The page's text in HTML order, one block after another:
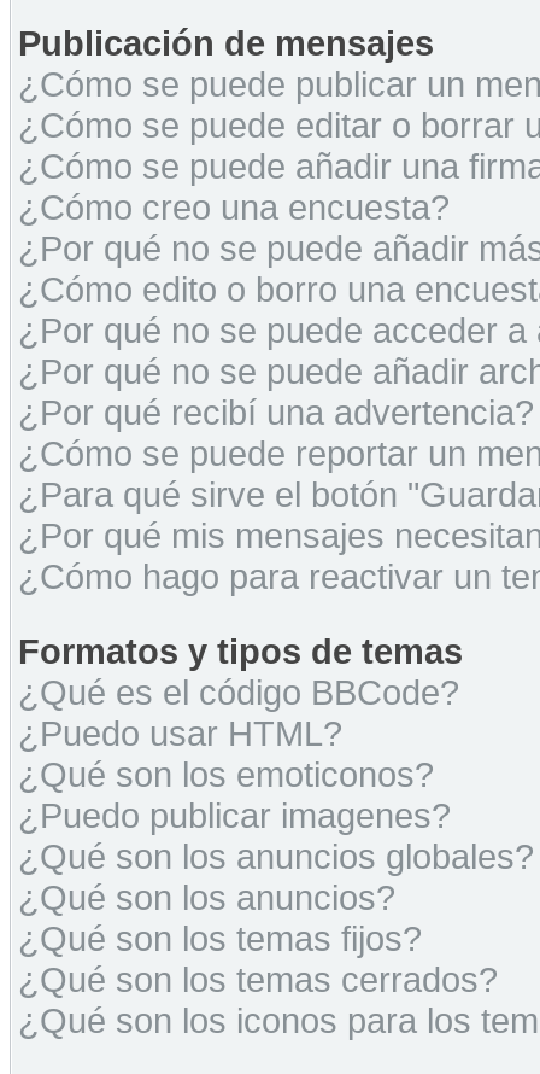
Publicación de mensajes
¿Cómo se puede publicar un
¿Cómo se puede editar o borrar
¿Cómo se puede añadir una
¿Cómo creo una encuesta?
¿Por qué no se puede añadir
¿Cómo edito o borro una
¿Por qué no se puede acceder a
¿Por qué no se puede añadir
¿Por qué recibí una advertencia?
¿Cómo se puede reportar un
¿Para qué sirve el botón
¿Por qué mis mensajes
¿Cómo hago para reactivar un
Formatos y tipos de temas
¿Qué es el código BBCode?
¿Puedo usar HTML?
¿Qué son los emoticonos?
¿Puedo publicar imagenes?
¿Qué son los anuncios globales?
¿Qué son los anuncios?
¿Qué son los temas fijos?
¿Qué son los temas cerrados?
¿Qué son los iconos para los